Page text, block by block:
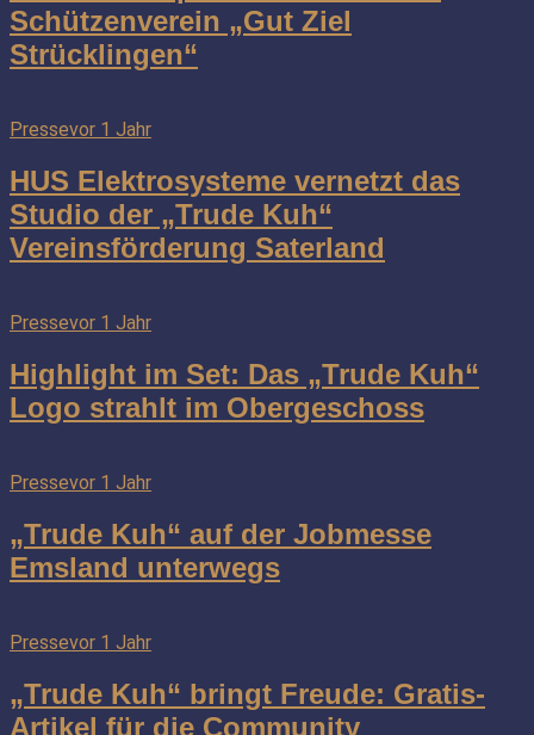
Schützenverein „Gut Ziel
Strücklingen“
Pressevor 1 Jahr
HUS Elektrosysteme vernetzt das
Studio der „Trude Kuh“
Vereinsförderung Saterland
Pressevor 1 Jahr
Highlight im Set: Das „Trude Kuh“
Logo strahlt im Obergeschoss
Pressevor 1 Jahr
„Trude Kuh“ auf der Jobmesse
Emsland unterwegs
Pressevor 1 Jahr
„Trude Kuh“ bringt Freude: Gratis-
Artikel für die Community